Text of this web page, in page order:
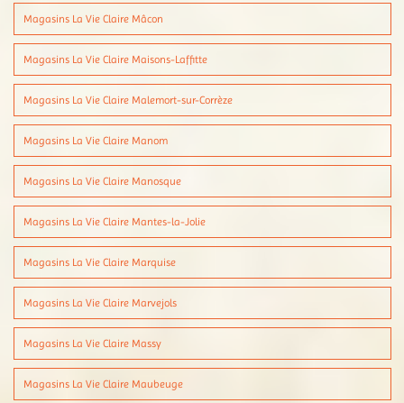
Magasins La Vie Claire Mâcon
Magasins La Vie Claire Maisons-Laffitte
Magasins La Vie Claire Malemort-sur-Corrèze
Magasins La Vie Claire Manom
Magasins La Vie Claire Manosque
Magasins La Vie Claire Mantes-la-Jolie
Magasins La Vie Claire Marquise
Magasins La Vie Claire Marvejols
Magasins La Vie Claire Massy
Magasins La Vie Claire Maubeuge